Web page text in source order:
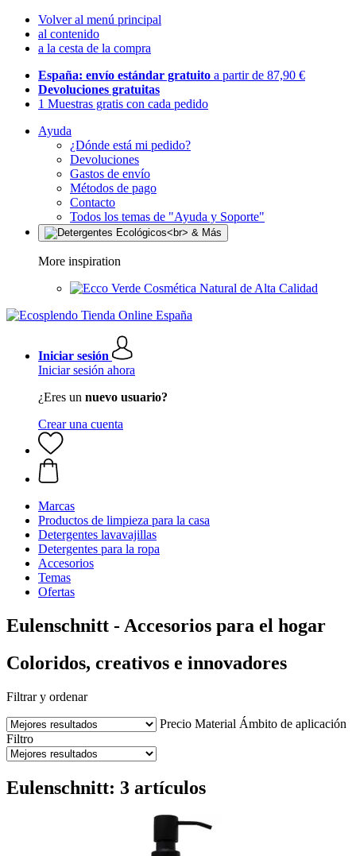
Volver al menú principal
al contenido
a la cesta de la compra
España: envío estándar gratuito a partir de 87,90 €
Devoluciones gratuitas
1 Muestras gratis con cada pedido
Ayuda
¿Dónde está mi pedido?
Devoluciones
Gastos de envío
Métodos de pago
Contacto
Todos los temas de "Ayuda y Soporte"
More inspiration
Cosmética Natural de Alta Calidad
Iniciar sesión
Iniciar sesión ahora
¿Eres un nuevo usuario?
Crear una cuenta
Marcas
Productos de limpieza para la casa
Detergentes lavavajillas
Detergentes para la ropa
Accesorios
Temas
Ofertas
Eulenschnitt - Accesorios para el hogar
Coloridos, creativos e innovadores
Filtrar y ordenar
Precio Material Ámbito de aplicación
Filtro
Eulenschnitt: 3 artículos